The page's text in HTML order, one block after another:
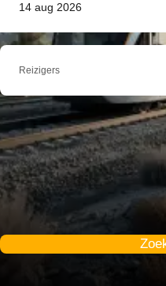
14 aug 2026
Reizigers